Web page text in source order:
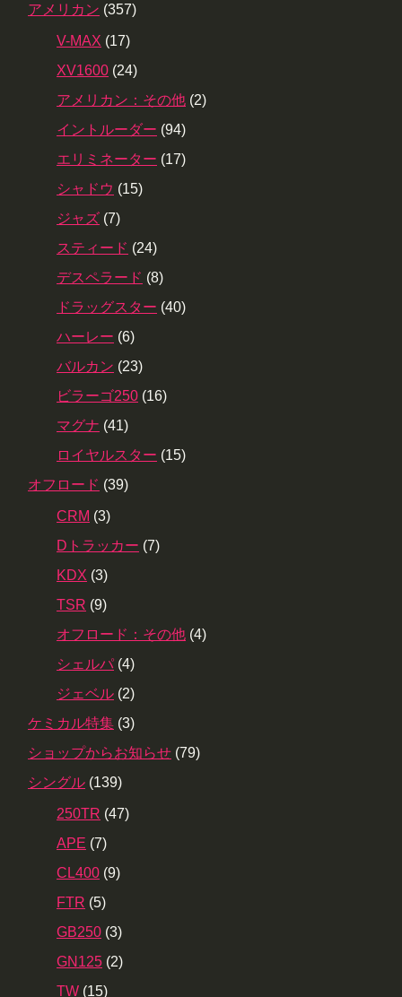
アメリカン (357)
V-MAX (17)
XV1600 (24)
アメリカン：その他 (2)
イントルーダー (94)
エリミネーター (17)
シャドウ (15)
ジャズ (7)
スティード (24)
デスペラード (8)
ドラッグスター (40)
ハーレー (6)
バルカン (23)
ビラーゴ250 (16)
マグナ (41)
ロイヤルスター (15)
オフロード (39)
CRM (3)
Dトラッカー (7)
KDX (3)
TSR (9)
オフロード：その他 (4)
シェルパ (4)
ジェベル (2)
ケミカル特集 (3)
ショップからお知らせ (79)
シングル (139)
250TR (47)
APE (7)
CL400 (9)
FTR (5)
GB250 (3)
GN125 (2)
TW (15)